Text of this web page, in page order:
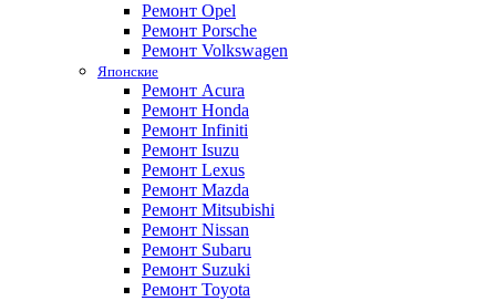
Ремонт Opel
Ремонт Porsche
Ремонт Volkswagen
Японские
Ремонт Acura
Ремонт Honda
Ремонт Infiniti
Ремонт Isuzu
Ремонт Lexus
Ремонт Mazda
Ремонт Mitsubishi
Ремонт Nissan
Ремонт Subaru
Ремонт Suzuki
Ремонт Toyota